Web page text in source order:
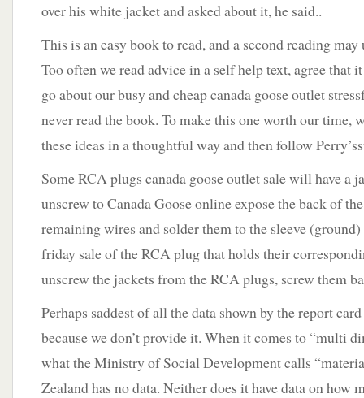
over his white jacket and asked about it, he said..
This is an easy book to read, and a second reading
Too often we read advice in a self help text, agree that
go about our busy and cheap canada goose outlet
never read the book. To make this one worth our time,
these ideas in a thoughtful way and then follow
Some RCA plugs canada goose outlet sale will have a
unscrew to Canada Goose online expose the back of
remaining wires and solder them to the sleeve
friday sale of the RCA plug that holds their
unscrew the jackets from the RCA plugs, screw them
Perhaps saddest of all the data shown by the report
because we don’t provide it. When it comes to “multi
what the Ministry of Social Development calls
Zealand has no data. Neither does it have data on how